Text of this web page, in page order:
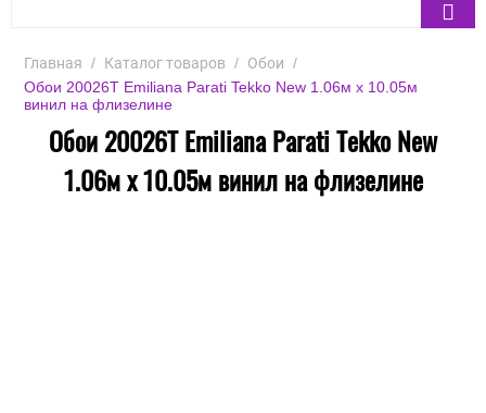
Главная / Каталог товаров / Обои /
Обои 20026T Emiliana Parati Tekko New 1.06м x 10.05м
винил на флизелине
Обои 20026T Emiliana Parati Tekko New
1.06м x 10.05м винил на флизелине